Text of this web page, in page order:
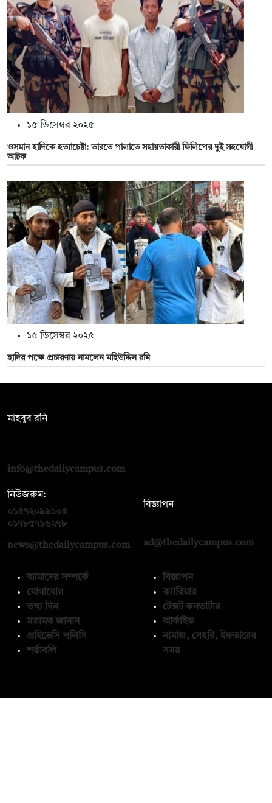
১৫ ডিসেম্বর ২০২৫
ওসমান হাদিকে হত্যাচেষ্টা: ভারতে পালাতে সহায়তাকারী ফিলিপের দুই সহযোগী
আটক
১৫ ডিসেম্বর ২০২৫
হাদির পক্ষে প্রচারণায় নামলেন মহিউদ্দিন রনি
মাহবুব রনি
info@thedailycampus.com
নিউজরুম:
০১৫৭২০৯৯১০৫
০১৭৮৫৭১৬২৭৮
news@thedailycampus.com
বিজ্ঞাপন
ad@thedailycampus.com
আমাদের সম্পর্কে
যোগাযোগ
তথ্য দিন
মতামত জানান
প্রাইভেসি পলিসি
শর্তাবলি
বিজ্ঞাপন
ক্যারিয়ার
টেক্সট কনভার্টার
আর্কাইভ
নামাজ, সেহরি, ইফতারের
সময়